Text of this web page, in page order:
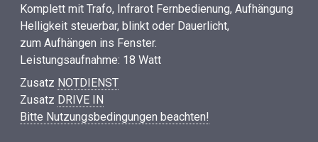
Komplett mit Trafo, Infrarot Fernbedienung, Aufhängung
Helligkeit steuerbar, blinkt oder Dauerlicht,
zum Aufhängen ins Fenster.
Leistungsaufnahme: 18 Watt
Zusatz NOTDIENST
Zusatz DRIVE IN
Bitte Nutzungsbedingungen beachten!